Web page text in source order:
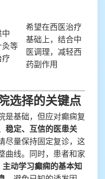
中
灸等
疗
希望在西医治疗
基础上，结合中
医调理，减轻西
药副作用
选择的关键点
是基础，但应对癫痫复
稳定、互信的医患关
尽量保持固定复诊，这
曲线。同时，患者和家
主动学习癫痫的基本知